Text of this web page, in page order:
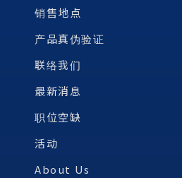
销售地点
产品真伪验证
联络我们
最新消息
职位空缺
活动
About Us